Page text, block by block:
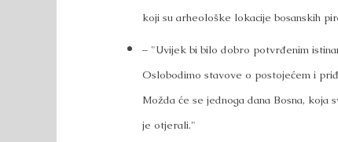
koji su arheološke lokacije bosanskih
– "Uvijek bi bilo dobro potvrđenim
Oslobodimo stavove o postojećem i
Možda će se jednoga dana Bosna,
je otjerali."